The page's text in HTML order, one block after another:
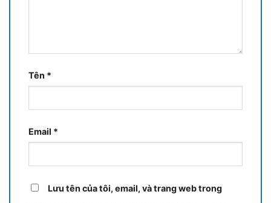
Tên *
Email *
Lưu tên của tôi, email, và trang web trong